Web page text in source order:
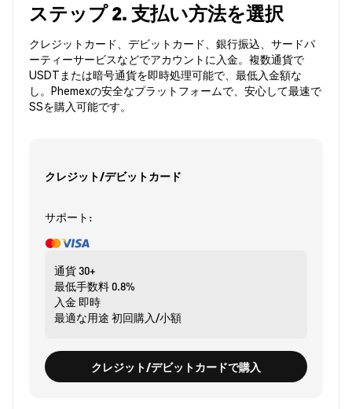
ステップ 2. 支払い方法を選択
クレジットカード、デビットカード、銀行振込、サードパ
ーティーサービスなどでアカウントに入金。複数通貨で
USDTまたは暗号通貨を即時処理可能で、最低入金額な
し。Phemexの安全なプラットフォームで、安心して最速で
SSを購入可能です。
クレジット/デビットカード
サポート:
通貨30+
最低手数料0.8%
入金 即時
最適な用途 初回購入/小額
クレジット/デビットカードで購入